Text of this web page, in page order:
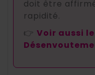
doit être
rapidité.
👉 Voir aussi